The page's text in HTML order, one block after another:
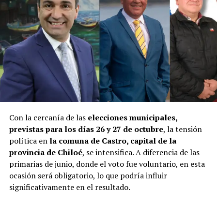
Con la cercanía de las elecciones municipales,
previstas para los días 26 y 27 de octubre, la tensión
política en la comuna de Castro, capital de la
provincia de Chiloé, se intensifica. A diferencia de las
primarias de junio, donde el voto fue voluntario, en esta
ocasión será obligatorio, lo que podría influir
significativamente en el resultado.